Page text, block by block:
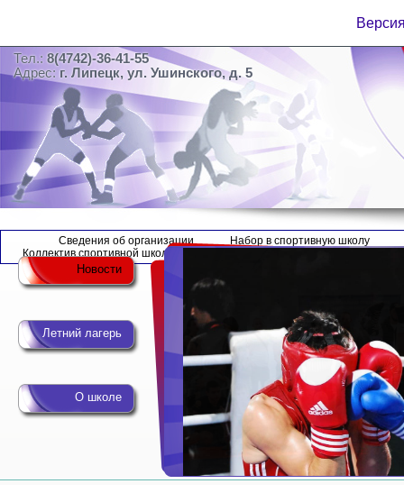
Тел.: 8(4742)-36-41-55
Адрес: г. Липецк, ул. Ушинского, д. 5
Сведения об организации
Набор в спортивную школу
Коллектив спортивной школы
Новости
Летний лагерь
О школе